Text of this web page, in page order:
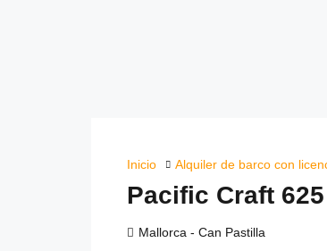
Inicio Alquiler de barco con
Pacific Craft
Mallorca - Can Pastilla